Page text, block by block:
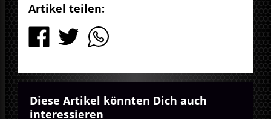
Artikel teilen:
Diese Artikel könnten Dich auch
interessieren